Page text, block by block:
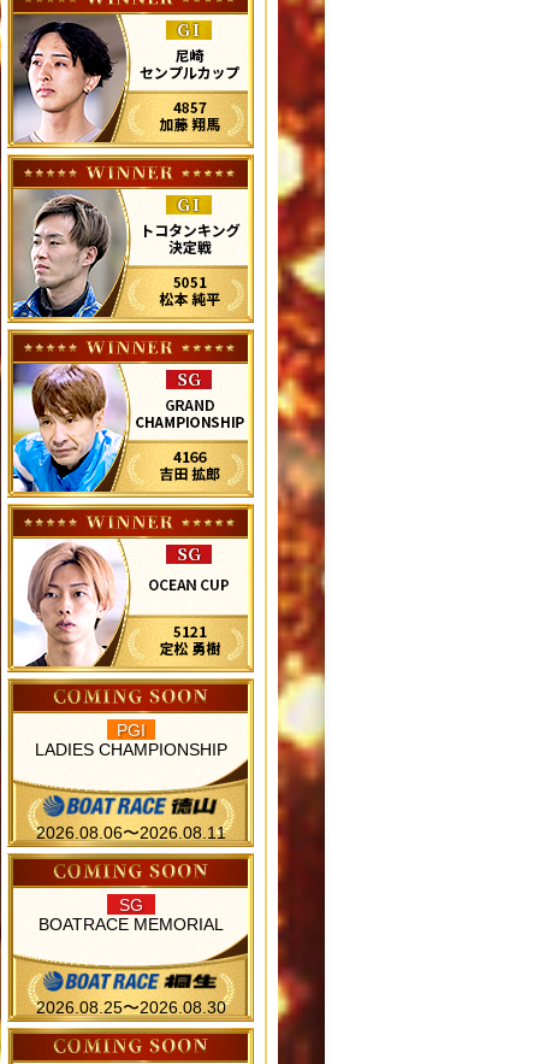
PGI
LADIES CHAMPIONSHIP
2026.08.06〜2026.08.11
SG
BOATRACE MEMORIAL
2026.08.25〜2026.08.30